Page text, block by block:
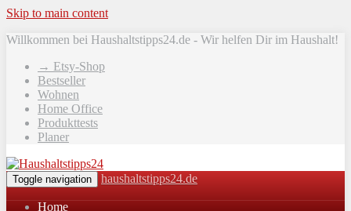
Skip to main content
Willkommen bei Haushaltstipps24.de - Wir helfen Dir im Haushalt!
→ Etsy-Shop
Bestseller
Wohnen
Home Office
Produkttests
Planer
Toggle navigation haushaltstipps24.de
Home